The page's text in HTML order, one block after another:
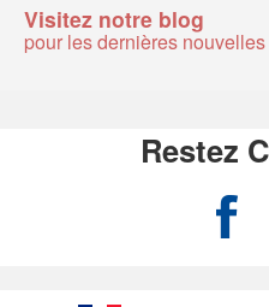
Visitez notre blog
pour les dernières
Restez